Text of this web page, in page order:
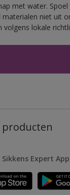
met water.
niet uit
volgens lokale
producten
Sikkens Expert App